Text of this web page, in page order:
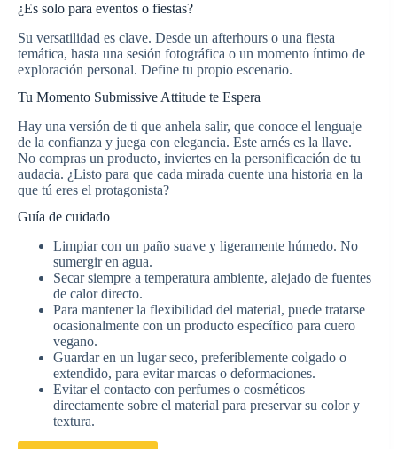
¿Es solo para eventos o fiestas?
Su versatilidad es clave. Desde un afterhours o una fiesta
temática, hasta una sesión fotográfica o un momento íntimo de
exploración personal. Define tu propio escenario.
Tu Momento Submissive Attitude te Espera
Hay una versión de ti que anhela salir, que conoce el lenguaje
de la confianza y juega con elegancia. Este arnés es la llave.
No compras un producto, inviertes en la personificación de tu
audacia. ¿Listo para que cada mirada cuente una historia en la
que tú eres el protagonista?
Guía de cuidado
Limpiar con un paño suave y ligeramente húmedo. No
sumergir en agua.
Secar siempre a temperatura ambiente, alejado de fuentes
de calor directo.
Para mantener la flexibilidad del material, puede tratarse
ocasionalmente con un producto específico para cuero
vegano.
Guardar en un lugar seco, preferiblemente colgado o
extendido, para evitar marcas o deformaciones.
Evitar el contacto con perfumes o cosméticos
directamente sobre el material para preservar su color y
textura.